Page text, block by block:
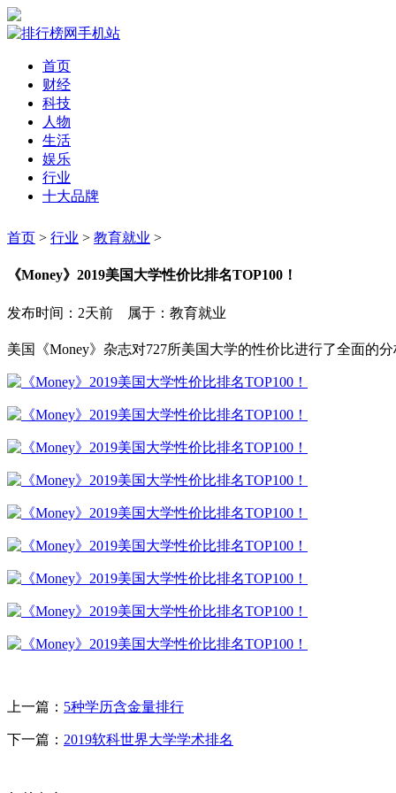
首页
财经
科技
人物
生活
娱乐
行业
十大品牌
首页 > 行业 > 教育就业 >
《Money》2019美国大学性价比排名TOP100！
发布时间：2天前 属于：教育就业
美国《Money》杂志对727所美国大学的性价比进行了全面的
上一篇： 5种学历含金量排行
下一篇： 2019软科世界大学学术排名